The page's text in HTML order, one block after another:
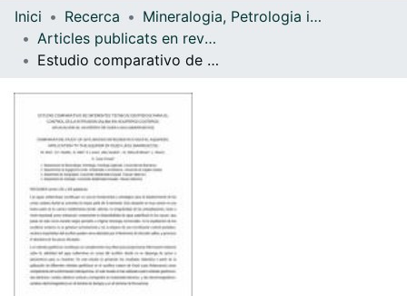
Navega per tot el DD
Com publicar
Contacte
Inici Recerca
Mineralogia, Petrologia i Geologia Aplicada
Articles publicats en revistes (Mineralogia, Petrologia i Geologia Aplicada)
Estudio comparativo de diferentes técnicas geofísicas para el control de la intrusión salina en acuíferos costeros: Aplicación al acuífero de Oued Laou (Marruecos)